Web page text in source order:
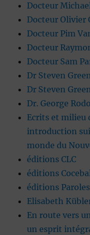
Docteur
Docteur Olivier
Docteur Pim
Docteur
Docteur Sam
Dr Steven
Dr Steven
Dr. George
Ecrits et milieu
introduction
monde du
éditions CLC
éditions
éditions
Elisabeth
En route vers
un esprit